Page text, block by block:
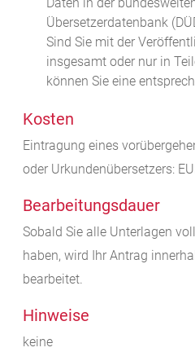
Daten in der
Übersetzerdatenbank
Sind Sie mit der
insgesamt oder nur in
können Sie eine
Kosten
Eintragung eines
oder Urkundenübersetzers:
Bearbeitungsdauer
Sobald Sie alle Unterlagen
haben, wird Ihr Antrag
bearbeitet.
Hinweise
keine